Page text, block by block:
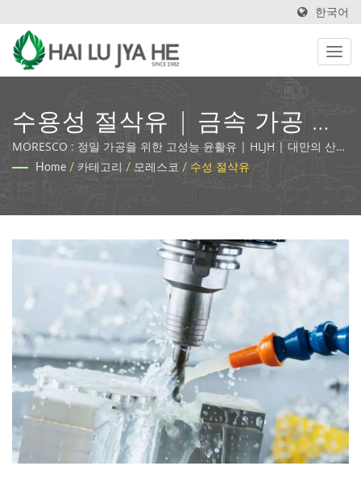
한국어
수용성 절삭유 | 금속 가공 유
체 및 맞춤형 윤활 솔루션 |
HLJH
MORESCO : 정밀 가공을 위한 고성능 윤활유 | HLJH | 대만의 산업
용 윤활유 및 금속 가공 유체 제조업체 및 공급업체
Home / 카테고리 / 모레스코 / 수성 절삭유